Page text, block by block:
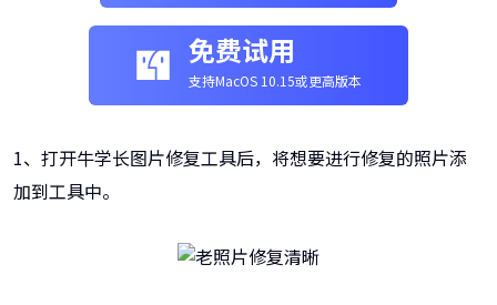
免费试用
支持MacOS 10.15或更高版本
1、打开牛学长图片修复工具后，将想要进行修复的照片添
加到工具中。